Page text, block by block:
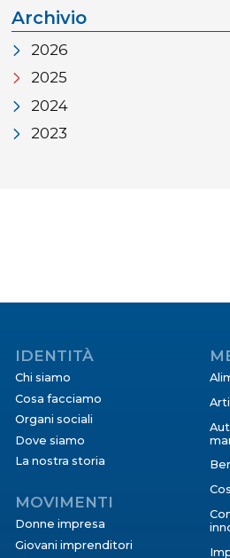
Archivio
2026
2025
2024
2023
IDENTITÀ
Chi siamo
Cosa facciamo
Organi sociali
Dove siamo
La nostra storia
MOVIMENTI
Donne impresa
Giovani imprenditori